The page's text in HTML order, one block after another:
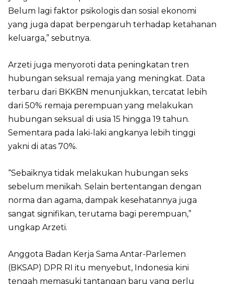
Belum lagi faktor psikologis dan sosial ekonomi
yang juga dapat berpengaruh terhadap ketahanan
keluarga,” sebutnya.
Arzeti juga menyoroti data peningkatan tren
hubungan seksual remaja yang meningkat. Data
terbaru dari BKKBN menunjukkan, tercatat lebih
dari 50% remaja perempuan yang melakukan
hubungan seksual di usia 15 hingga 19 tahun.
Sementara pada laki-laki angkanya lebih tinggi
yakni di atas 70%.
“Sebaiknya tidak melakukan hubungan seks
sebelum menikah. Selain bertentangan dengan
norma dan agama, dampak kesehatannya juga
sangat signifikan, terutama bagi perempuan,”
ungkap Arzeti.
Anggota Badan Kerja Sama Antar-Parlemen
(BKSAP) DPR RI itu menyebut, Indonesia kini
tengah memasuki tantangan baru yang perlu